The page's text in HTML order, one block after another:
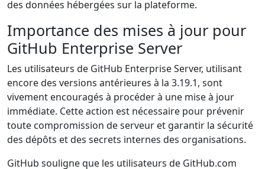
des données hébergées sur la plateforme.
Importance des mises à jour pour
GitHub Enterprise Server
Les utilisateurs de GitHub Enterprise Server, utilisant
encore des versions antérieures à la 3.19.1, sont
vivement encouragés à procéder à une mise à jour
immédiate. Cette action est nécessaire pour prévenir
toute compromission de serveur et garantir la sécurité
des dépôts et des secrets internes des organisations.
GitHub souligne que les utilisateurs de GitHub.com